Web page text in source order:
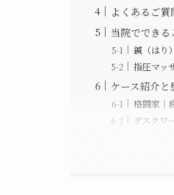
よくあるご質
当院ででき
鍼（はり）
指圧マッ
ケース紹介
格闘家｜
デスクワ